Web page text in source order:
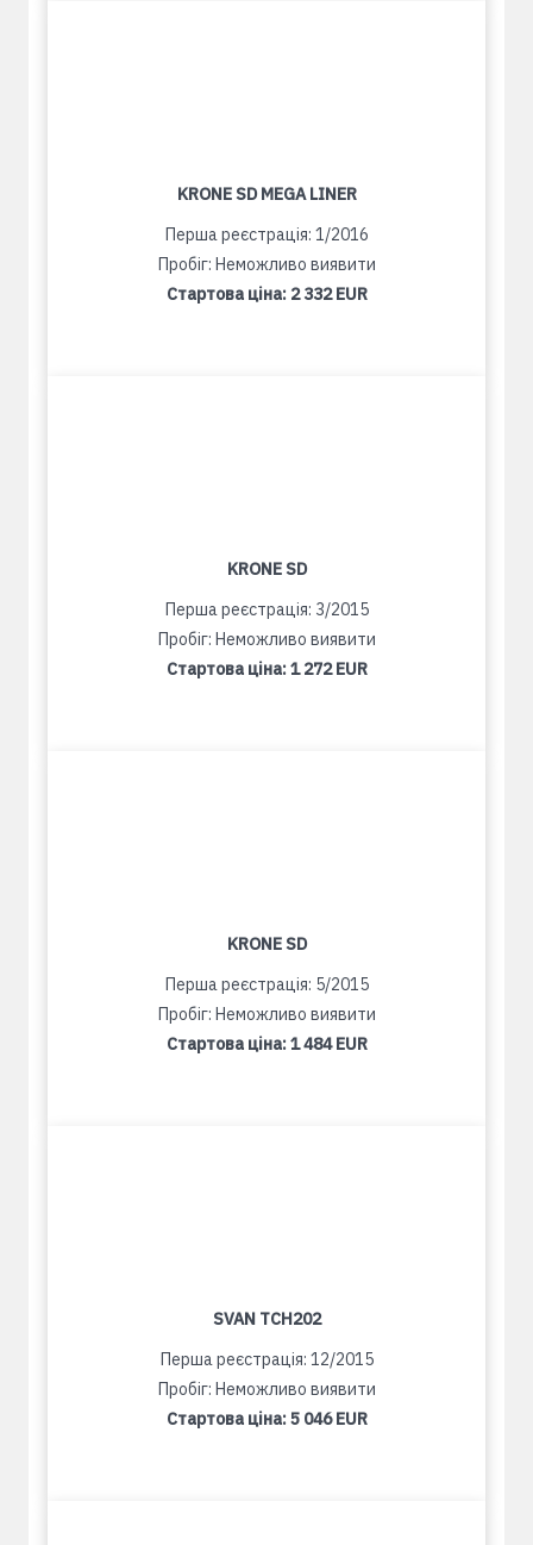
KRONE SD MEGA LINER
Перша реєстрація: 1/2016
Пробіг: Неможливо виявити
Стартова ціна: 2 332 EUR
KRONE SD
Перша реєстрація: 3/2015
Пробіг: Неможливо виявити
Стартова ціна:1 272 EUR
KRONE SD
Перша реєстрація: 5/2015
Пробіг: Неможливо виявити
Стартова ціна:1 484 EUR
SVAN TCH202
Перша реєстрація: 12/2015
Пробіг: Неможливо виявити
Стартова ціна:5 046 EUR